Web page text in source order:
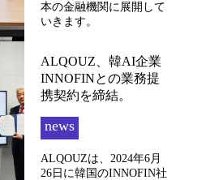
本の金融機関に展開して
いきます。
ALQOUZ、韓AI企業
INNOFINとの業務提
携契約を締結。
news
ALQOUZは、2024年6月
26日に韓国のINNOFIN社